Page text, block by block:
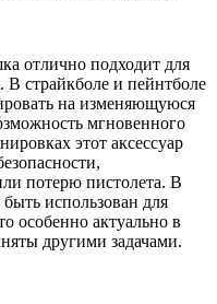
отлично подходит для
страйкболе и пейнтболе
на изменяющуюся
мгновенного
этот аксессуар
потерю пистолета. В
использован для
особенно актуально в
другими задачами.